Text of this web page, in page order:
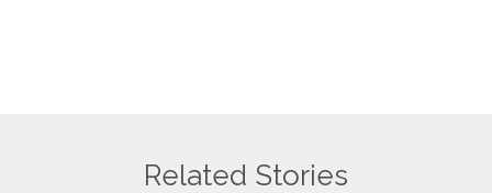
Related Stories